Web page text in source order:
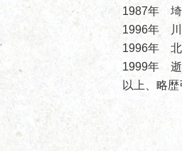
1987年 埼
1996年 川
1996年 北
1999年
以上、略歴